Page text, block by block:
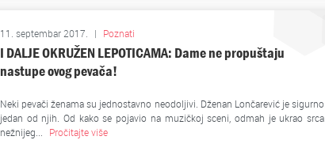
11. septembar 2017. | Poznati
I DALJE OKRUŽEN LEPOTICAMA: Dame ne propuštaju
nastupe ovog pevača!
Neki pevači ženama su jednostavno neodoljivi. Dženan Lončarević je sigurno
jedan od njih. Od kako se pojavio na muzičkoj sceni, odmah je ukrao srca
nežnijeg...
Pročitajte više